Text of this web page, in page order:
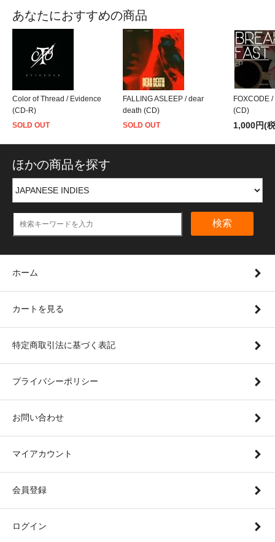
あなたにおすすめの商品
Color of Thread / Evidence
(CD-R)
SOLD OUT
FALLING ASLEEP / dear
death (CD)
SOLD OUT
FOXCODE
(CD)
1,000円(
ほかの商品を探す
検索
ホーム
カートを見る
特定商取引法に基づく表記
プライバシーポリシー
お問い合わせ
マイアカウント
会員登録
ログイン